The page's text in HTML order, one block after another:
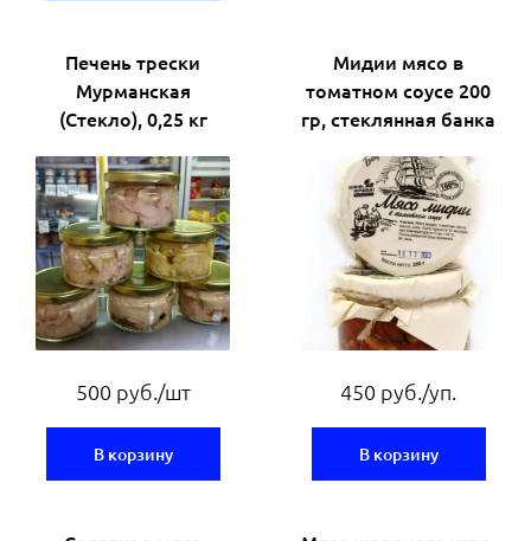
Печень трески
Мурманская
(Стекло), 0,25 кг
500 руб./шт
В корзину
Мидии мясо в
томатном соусе 200
гр, стеклянная банка
450 руб./уп.
В корзину